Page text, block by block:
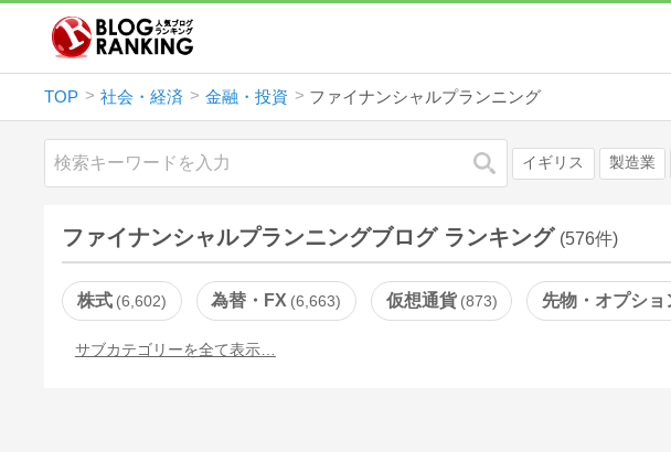
TOP 社会・経済 金融・投資 ファイナンシャルプランニング
検索 イギリス 製造業
ファイナンシャルプランニングブログ ランキング (576件)
株式 6,602 為替・FX 6,663 仮想通貨 873 先物・オプショ
サブカテゴリーを全て表示…